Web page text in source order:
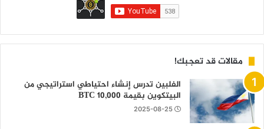
مقالات قد تعجبك!
الفلبين تدرس إنشاء احتياطي استراتيجي من
البيتكوين بقيمة 10,000 BTC
2025-08-25